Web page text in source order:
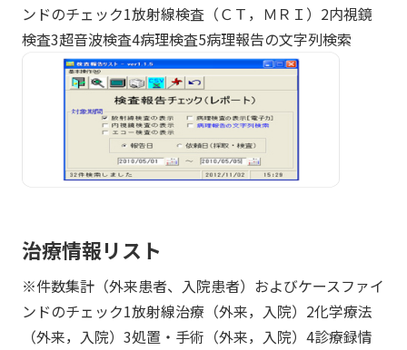
ンドのチェック1放射線検査（ＣＴ，ＭＲＩ）2内視鏡
検査3超音波検査4病理検査5病理報告の文字列検索
治療情報リスト
※件数集計（外来患者、入院患者）およびケースファイ
ンドのチェック1放射線治療（外来，入院）2化学療法
（外来，入院）3処置・手術（外来，入院）4診療録情